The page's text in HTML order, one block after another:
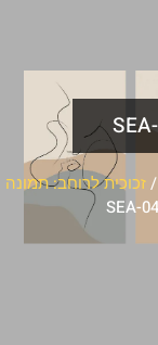
/זכוכית לרוחב: תמונה